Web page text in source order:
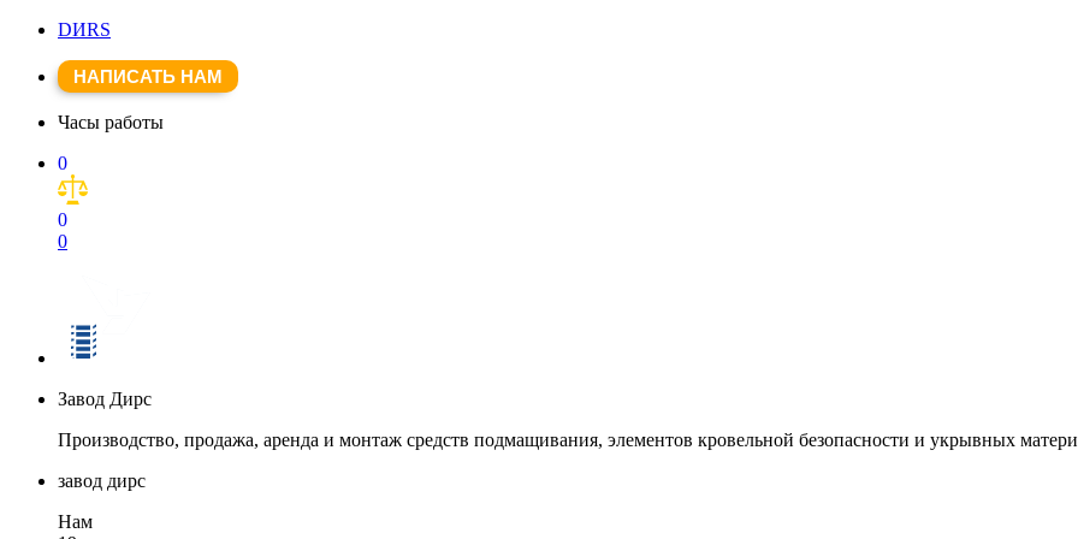
DИRS
НАПИСАТЬ НАМ
Часы работы
0
0
0
Завод Дирс
Производство, продажа, аренда и монтаж средств подмащивания, элементов кровельной безопасности и укрывных
завод дирс
Нам